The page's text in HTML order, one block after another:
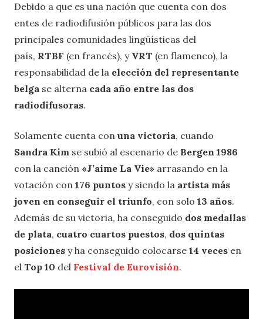
Debido a que es una nación que cuenta con dos
entes de radiodifusión públicos para las dos
principales comunidades lingüísticas del
país, RTBF (en francés), y VRT (en flamenco), la
responsabilidad de la elección del representante
belga se alterna cada año entre las dos
radiodifusoras.
Solamente cuenta con una victoria, cuando
Sandra Kim se subió al escenario de Bergen 1986
con la canción «J’aime La Vie» arrasando en la
votación con 176 puntos y siendo la artista más
joven en conseguir el triunfo, con solo 13 años.
Además de su victoria, ha conseguido dos medallas
de plata, cuatro cuartos puestos, dos quintas
posiciones y ha conseguido colocarse 14 veces en
el Top 10 del Festival de Eurovisión.